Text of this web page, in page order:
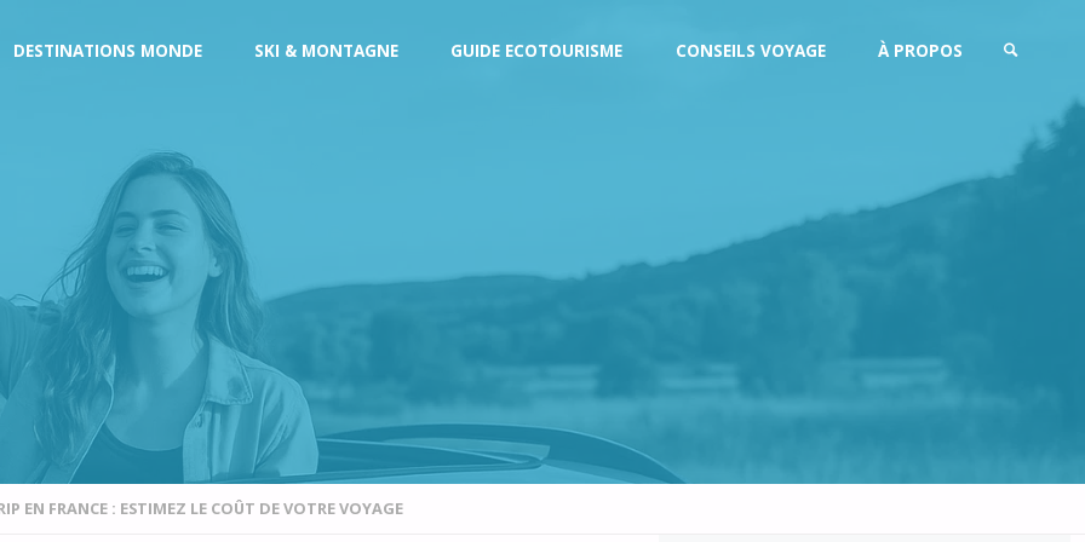
DESTINATIONS MONDE SKI & MONTAGNE GUIDE ECOTOURISME CONSEILS VOYAGE À PROPOS
SEARCH
EN FRANCE : ESTIMEZ LE COÛT DE VOTRE VOYAGE